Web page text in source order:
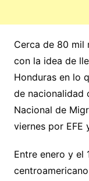
Cerca de 80 mil
con la idea de
Honduras en lo
de nacionalidad
Nacional de
viernes por EFE
Entre enero y el